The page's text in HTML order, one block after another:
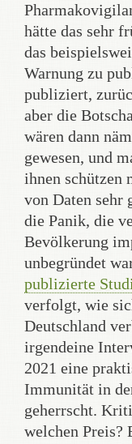
hätte das sehr
das
Warnung zu
publiziert,
aber die
wären dann
gewesen, und
ihnen schützen
von Daten sehr
die Panik, die
Bevölkerung
unbegründet
publizierte
verfolgt, wie
Deutschland
irgendeine
2021 eine
Immunität in
geherrscht.
welchen Preis?